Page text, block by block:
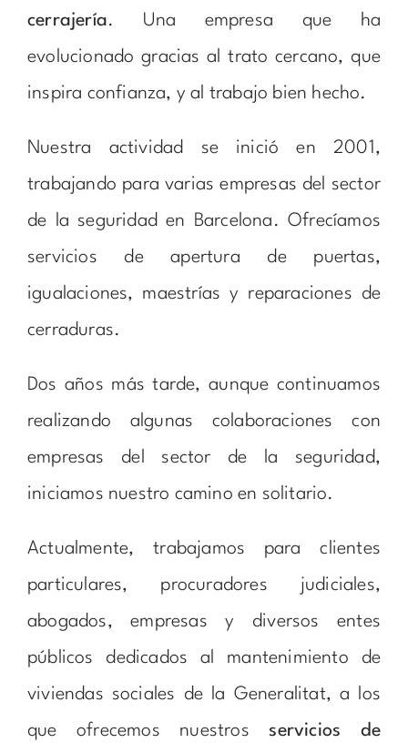
cerrajería. Una empresa que ha
evolucionado gracias al trato cercano, que
inspira confianza, y al trabajo bien hecho.
Nuestra actividad se inició en 2001,
trabajando para varias empresas del sector
de la seguridad en Barcelona. Ofrecíamos
servicios de apertura de puertas,
igualaciones, maestrías y reparaciones de
cerraduras.
Dos años más tarde, aunque continuamos
realizando algunas colaboraciones con
empresas del sector de la seguridad,
iniciamos nuestro camino en solitario.
Actualmente, trabajamos para clientes
particulares, procuradores judiciales,
abogados, empresas y diversos entes
públicos dedicados al mantenimiento de
viviendas sociales de la Generalitat, a los
que ofrecemos nuestrosservicios de